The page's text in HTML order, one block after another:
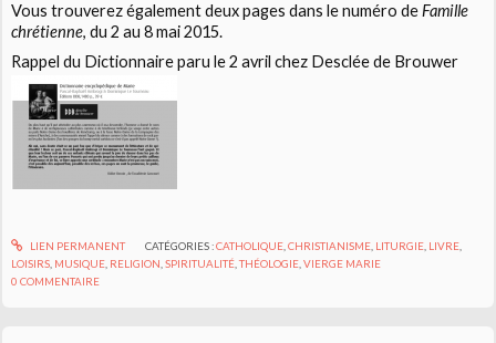
Vous trouverez également deux pages dans le numéro deFamille
chrétienne, du 2 au 8 mai 2015.
Rappel du Dictionnaire paru le 2 avril chez Desclée de Brouwer
LIEN PERMANENT CATÉGORIES :CATHOLIQUE, CHRISTIANISME, LITURGIE, LIVRE,
LOISIRS MUSIQUE RELIGION ,SPIRITUALITÉ ,THÉOLOGIE ,VIERGE MARIE
0 COMMENTAIRE